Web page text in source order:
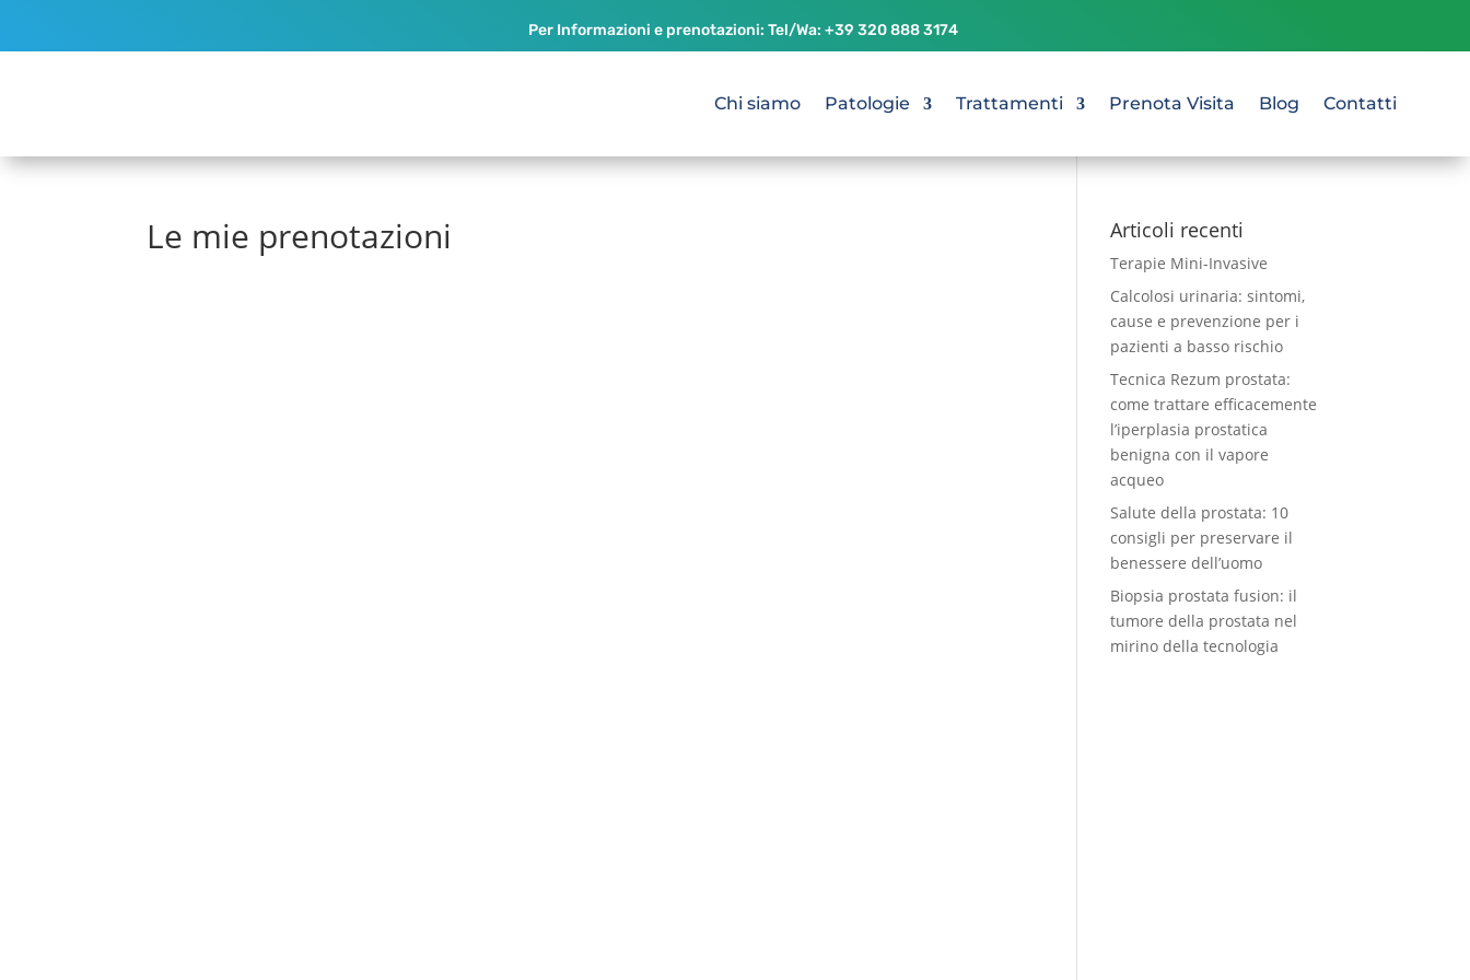
Per Informazioni e prenotazioni: Tel/Wa: +39 320 888 3174
Chi siamo Patologie Trattamenti Prenota Visita Blog Contatti
Le mie prenotazioni Articoli recenti
Terapie Mini-Invasive
Calcolosi urinaria: sintomi,
cause e prevenzione per i
pazienti a basso rischio
Tecnica Rezum prostata:
come trattare efficacemente
l’iperplasia prostatica
benigna con il vapore
acqueo
Salute della prostata: 10
consigli per preservare il
benessere dell’uomo
Biopsia prostata fusion: il
tumore della prostata nel
mirino della tecnologia